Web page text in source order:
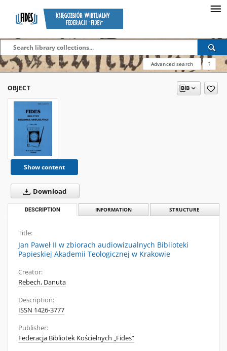
Advanced search ?
OBJECT
Show content
Download
DESCRIPTION INFORMATION STRUCTURE
Title:
Jan Paweł II w zbiorach audiowizualnych Biblioteki
Papieskiej Akademii Teologicznej w Krakowie
Creator:
Rebech, Danuta
Description:
ISSN 1426-3777
Publisher:
Federacja Bibliotek Kościelnych „Fides”